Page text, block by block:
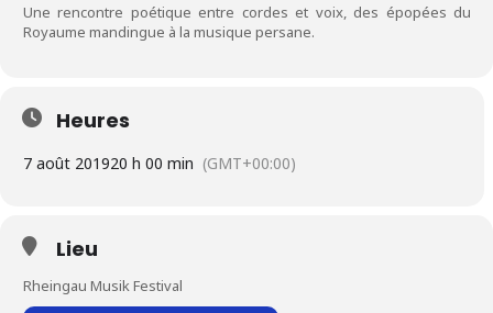
Une rencontre poétique entre cordes et voix, des épopées du
Royaume mandingue à la musique persane.
Heures
7 août 201920 h 00 min (GMT+00:00)
Lieu
Rheingau Musik Festival